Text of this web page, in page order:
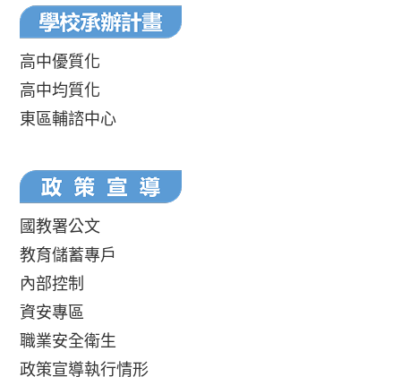
高中優質化
高中均質化
東區輔諮中心
國教署公文
教育儲蓄專戶
內部控制
資安專區
職業安全衛生
政策宣導執行情形